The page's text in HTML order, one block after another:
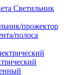
Светильник
прожектор
полоса